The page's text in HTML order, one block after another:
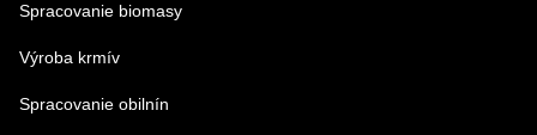
Spracovanie biomasy
Výroba krmív
Spracovanie obilnín